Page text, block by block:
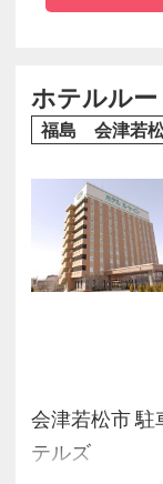
ホテルル
福島 会津若
会津若松市 駐
テルズ